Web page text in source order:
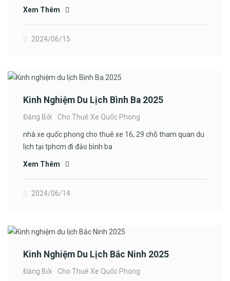
Xem Thêm
2024/06/15
Kinh Nghiệm Du Lịch Bình Ba 2025
Đăng Bởi Cho Thuê Xe Quốc Phong
nhà xe quốc phong cho thuê xe 16, 29 chỗ tham quan du
lịch tại tphcm đi đảo bình ba
Xem Thêm
2024/06/14
Kinh Nghiệm Du Lịch Bắc Ninh 2025
Đăng Bởi Cho Thuê Xe Quốc Phong